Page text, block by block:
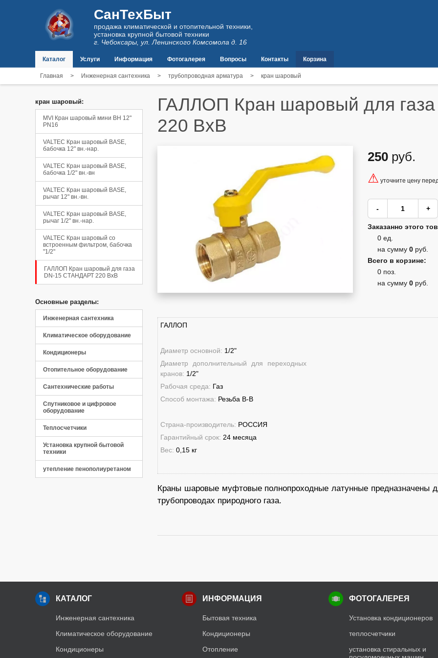
СанТехБыт
продажа климатической и отопительной техники,
установка крупной бытовой техники
г. Чебоксары, ул. Ленинского Комсомола д. 16
Каталог Услуги Информация Фотогалерея Вопросы Контакты Корзина
Главная > Инженерная сантехника > трубопроводная арматура > кран шаровый
ГАЛЛОП Кран шаровый для
220 ВхВ
250 руб.
⚠ уточните цену
Заказанно этого
0 ед.
на сумму 0 руб.
Всего в корзине:
0 поз.
на сумму 0 руб.
ГАЛЛОП
Диаметр основной: 1/2"
Диаметр дополнительный для переходных
кранов: 1/2"
Рабочая среда: Газ
Способ монтажа: Резьба В-В
Страна-производитель: РОССИЯ
Гарантийный срок: 24 месяца
Вес: 0,15 кг
Краны шаровые муфтовые полнопроходные латунные предназначены
трубопроводах природного газа.
кран шаровый:
MVI Кран шаровый мини ВН 12"
PN16
VALTEC Кран шаровый BASE,
бабочка 12" вн.-нар.
VALTEC Кран шаровый BASE,
бабочка 1/2" вн.-вн
VALTEC Кран шаровый BASE,
рычаг 12" вн.-вн.
VALTEC Кран шаровый BASE,
рычаг 1/2" вн.-нар.
VALTEC Кран шаровый со
встроенным фильтром, бабочка
"1/2"
ГАЛЛОП Кран шаровый для газа
DN-15 СТАНДАРТ 220 ВхВ
Основные разделы:
Инженерная сантехника
Климатическое оборудование
Кондиционеры
Отопительное оборудование
Сантехнические работы
Спутниковое и цифровое
оборудование
Теплосчетчики
Установка крупной бытовой
техники
утепление пенополиуретаном
КАТАЛОГ
Инженерная сантехника
Климатическое оборудование
Кондиционеры
ИНФОРМАЦИЯ
Бытовая техника
Кондиционеры
Отопление
ФОТОГАЛЕРЕЯ
Установка кондиционеров
теплосчетчики
установка стиральных и